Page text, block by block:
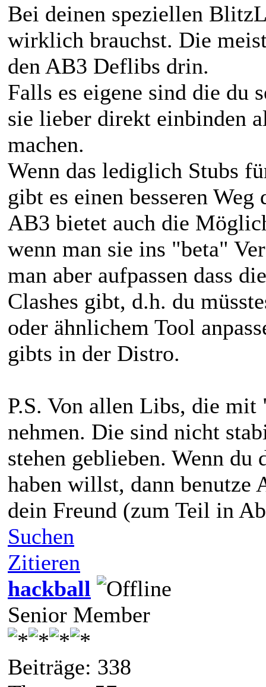
Bei deinen speziellen
wirklich brauchst. Die
den AB3 Deflibs drin.
Falls es eigene sind die du
sie lieber direkt einbinden
machen.
Wenn das lediglich Stubs
gibt es einen besseren
AB3 bietet auch die
wenn man sie ins "beta"
man aber aufpassen dass
Clashes gibt, d.h. du
oder ähnlichem Tool
gibts in der Distro.
P.S. Von allen Libs, die
nehmen. Die sind nicht
stehen geblieben. Wenn
haben willst, dann
dein Freund (zum Teil in
Suchen
Zitieren
hackball
Senior Member
Beiträge: 338